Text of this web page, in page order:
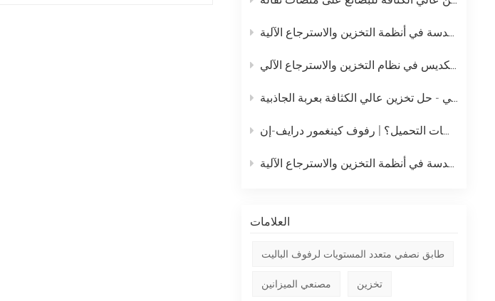
русский
نظام رفوف الدفع الخلفي - حل تخزين عالي الكثافة بعربة الجاذبية
ما هو أفضل رف تخزين عالي الكثافة للبضائع السائبة على منصات التحميل؟ | رفوف كينغمور درايف-إن
العلامات
طابق نصفي متعدد المستويات لرفوف الباليت
مصنعي الميزانين تخزين